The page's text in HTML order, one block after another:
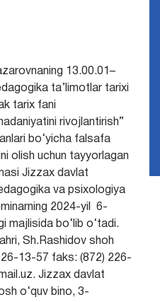
13.00.01–
ta’limotlar tarixi
tarix fani
rivojlantirish”
bo‘yicha falsafa
olish uchun tayyorlagan
Jizzax davlat
va psixologiya
2024-yil 6-
majlisida bo‘lib o‘tadi.
Sh.Rashidov shoh
13-57 faks: (872) 226-
Jizzax davlat
o‘quv bino, 3-